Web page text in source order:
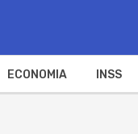
ECONOMIA INSS